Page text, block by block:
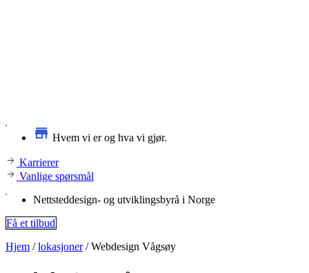
Hvem vi er og hva vi gjør.
Karrierer
Vanlige spørsmål
Nettsteddesign- og utviklingsbyrå i Norge
Få et tilbud
Hjem /lokasjoner/Webdesign Vågsøy